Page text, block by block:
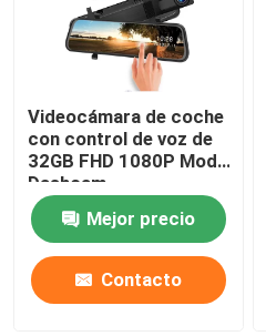
Videocámara de coche
con control de voz de
32GB FHD 1080P Modo
Dashcam
Estacionamiento IP57
a prueba de agua
Mejor precio
Contacto